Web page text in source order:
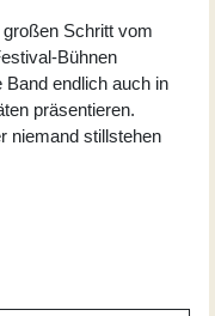
Schritt vom
Bühnen
endlich auch in
präsentieren.
niemand stillstehen